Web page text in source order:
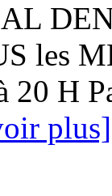
les
plus]